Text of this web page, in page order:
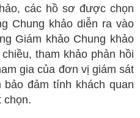
các hồ sơ được chọn
Chung khảo diễn ra vào
Giám khảo Chung khảo
tham khảo phản hồi
gia của đơn vị giám sát
đảm tính khách quan
chọn.